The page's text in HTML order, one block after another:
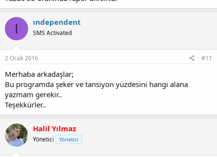
I ındependent
SMS Activated
2 Ocak 2016 #11
Merhaba arkadaşlar;
Bu programda şeker ve tansiyon yüzdesini hangi alana
yazmam gerekir..
Teşekkürler..
Halil Yılmaz
Yönetici Yönetici